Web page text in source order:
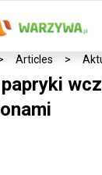
Articles >